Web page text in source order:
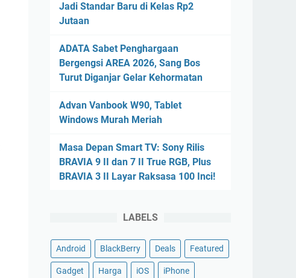
Jadi Standar Baru di Kelas Rp2
Jutaan
ADATA Sabet Penghargaan
Bergengsi AREA 2026, Sang Bos
Turut Diganjar Gelar Kehormatan
Advan Vanbook W90, Tablet
Windows Murah Meriah
Masa Depan Smart TV: Sony Rilis
BRAVIA 9 II dan 7 II True RGB, Plus
BRAVIA 3 II Layar Raksasa 100 Inci!
LABELS
Android BlackBerry Deals Featured
Gadget Harga iOS iPhone